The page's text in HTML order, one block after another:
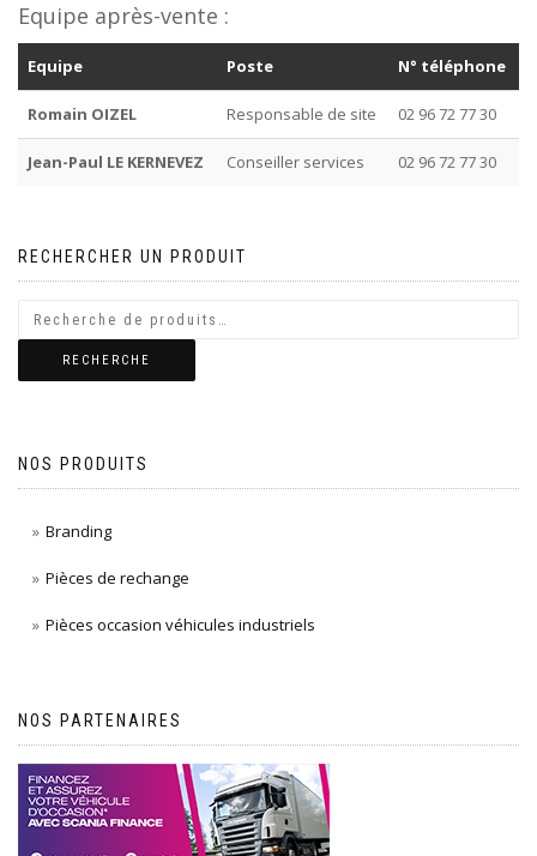
Equipe après-vente :
Equipe Poste N° téléphone
Romain OIZEL Responsable de site 02 96 72 77 30
Jean-Paul LE KERNEVEZ Conseiller services 02 96 72 77 30
RECHERCHER UN PRODUIT
RECHERCHE
NOS PRODUITS
Branding
Pièces de rechange
Pièces occasion véhicules industriels
NOS PARTENAIRES